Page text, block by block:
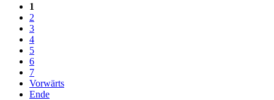
1
2
3
4
5
6
7
Vorwärts
Ende